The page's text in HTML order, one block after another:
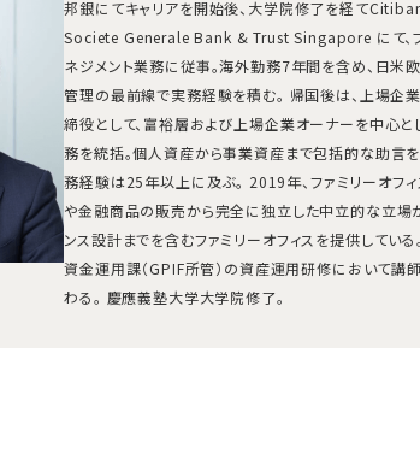
邦銀にてキャリアを開始後、大学院修了を経て
Societe Generale Bank & Trust Singapore にて、プ
ネジメント業務に従事。海外勤務7年間を含め、日米
管理の最前線で実務経験を積む。 帰国後は、上場
締役として、富裕層および上場企業オーナーを中心と
務を統括。個人資産から事業資産まで包括的な助言
務経験は25年以上に及ぶ。 2019年、ファミリーオフ
や金融商品の販売から完全に独立した中立的な立場
ンス設計までを含むファミリーオフィスを提供してい
資金運用課（GPIF所管）の資産運用研修において講
わる。 慶應義塾大学大学院修了。